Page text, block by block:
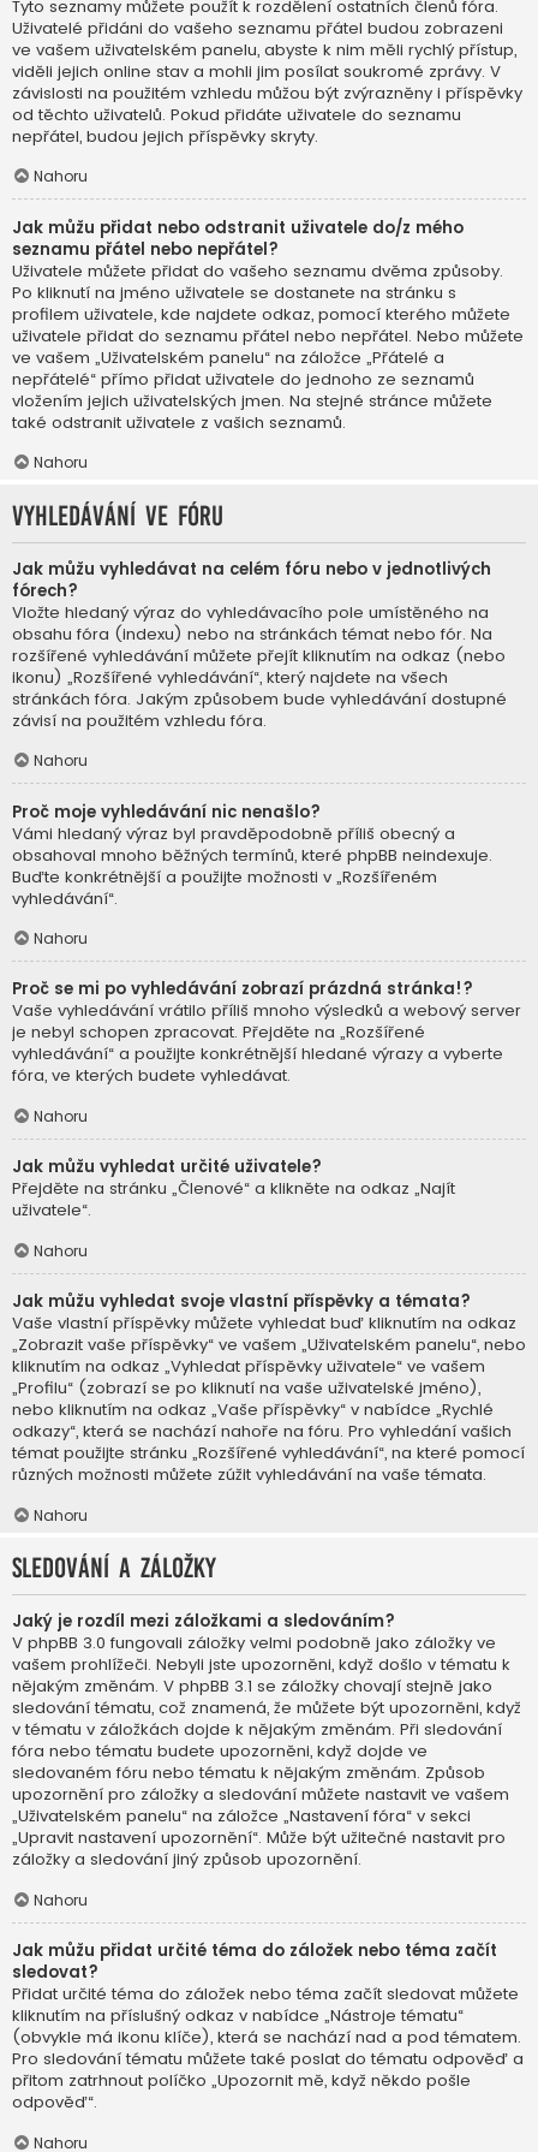
Tyto seznamy můžete použít k rozdělení ostatních členů fóra.
Uživatelé přidáni do vašeho seznamu přátel budou zobrazeni
ve vašem uživatelském panelu, abyste k nim měli rychlý přístup,
viděli jejich online stav a mohli jim posílat soukromé zprávy. V
závislosti na použitém vzhledu můžou být zvýrazněny i příspěvky
od těchto uživatelů. Pokud přidáte uživatele do seznamu
nepřátel, budou jejich příspěvky skryty.
Nahoru
Jak můžu přidat nebo odstranit uživatele do/z mého
seznamu přátel nebo nepřátel?
Uživatele můžete přidat do vašeho seznamu dvěma způsoby.
Po kliknutí na jméno uživatele se dostanete na stránku s
profilem uživatele, kde najdete odkaz, pomocí kterého můžete
uživatele přidat do seznamu přátel nebo nepřátel. Nebo můžete
ve vašem „Uživatelském panelu“ na záložce „Přátelé a
nepřátelé“ přímo přidat uživatele do jednoho ze seznamů
vložením jejich uživatelských jmen. Na stejné stránce můžete
také odstranit uživatele z vašich seznamů.
Nahoru
Vyhledávání ve fóru
Jak můžu vyhledávat na celém fóru nebo v jednotlivých
fórech?
Vložte hledaný výraz do vyhledávacího pole umístěného na
obsahu fóra (indexu) nebo na stránkách témat nebo fór. Na
rozšířené vyhledávání můžete přejít kliknutím na odkaz (nebo
ikonu) „Rozšířené vyhledávání“, který najdete na všech
stránkách fóra. Jakým způsobem bude vyhledávání dostupné
závisí na použitém vzhledu fóra.
Nahoru
Proč moje vyhledávání nic nenašlo?
Vámi hledaný výraz byl pravděpodobně příliš obecný a
obsahoval mnoho běžných termínů, které phpBB neindexuje.
Buďte konkrétnější a použijte možnosti v „Rozšířeném
vyhledávání“.
Nahoru
Proč se mi po vyhledávání zobrazí prázdná stránka!?
Vaše vyhledávání vrátilo příliš mnoho výsledků a webový server
je nebyl schopen zpracovat. Přejděte na „Rozšířené
vyhledávání“ a použijte konkrétnější hledané výrazy a vyberte
fóra, ve kterých budete vyhledávat.
Nahoru
Jak můžu vyhledat určité uživatele?
Přejděte na stránku „Členové“ a klikněte na odkaz „Najít
uživatele“.
Nahoru
Jak můžu vyhledat svoje vlastní příspěvky a témata?
Vaše vlastní příspěvky můžete vyhledat buď kliknutím na odkaz
„Zobrazit vaše příspěvky“ ve vašem „Uživatelském panelu“, nebo
kliknutím na odkaz „Vyhledat příspěvky uživatele“ ve vašem
„Profilu“ (zobrazí se po kliknutí na vaše uživatelské jméno),
nebo kliknutím na odkaz „Vaše příspěvky“ v nabídce „Rychlé
odkazy“, která se nachází nahoře na fóru. Pro vyhledání vašich
témat použijte stránku „Rozšířené vyhledávání“, na které pomocí
různých možnosti můžete zúžit vyhledávání na vaše témata.
Nahoru
Sledování a záložky
Jaký je rozdíl mezi záložkami a sledováním?
V phpBB 3.0 fungovali záložky velmi podobně jako záložky ve
vašem prohlížeči. Nebyli jste upozorněni, když došlo v tématu k
nějakým změnám. V phpBB 3.1 se záložky chovají stejně jako
sledování tématu, což znamená, že můžete být upozorněni, když
v tématu v záložkách dojde k nějakým změnám. Při sledování
fóra nebo tématu budete upozorněni, když dojde ve
sledovaném fóru nebo tématu k nějakým změnám. Způsob
upozornění pro záložky a sledování můžete nastavit ve vašem
„Uživatelském panelu“ na záložce „Nastavení fóra“ v sekci
„Upravit nastavení upozornění“. Může být užitečné nastavit pro
záložky a sledování jiný způsob upozornění.
Nahoru
Jak můžu přidat určité téma do záložek nebo téma začít
sledovat?
Přidat určité téma do záložek nebo téma začít sledovat můžete
kliknutím na příslušný odkaz v nabídce „Nástroje tématu“
(obvykle má ikonu klíče), která se nachází nad a pod tématem.
Pro sledování tématu můžete také poslat do tématu odpověď a
přitom zatrhnout políčko „Upozornit mě, když někdo pošle
odpověď“.
Nahoru